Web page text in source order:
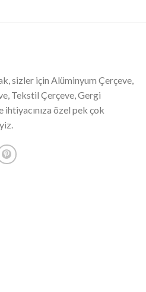
sizler için Alüminyum Çerçeve,
Tekstil Çerçeve, Gergi
ihtiyacınıza özel pek çok